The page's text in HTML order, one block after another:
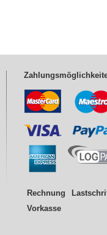
Rechnung
Vorkasse